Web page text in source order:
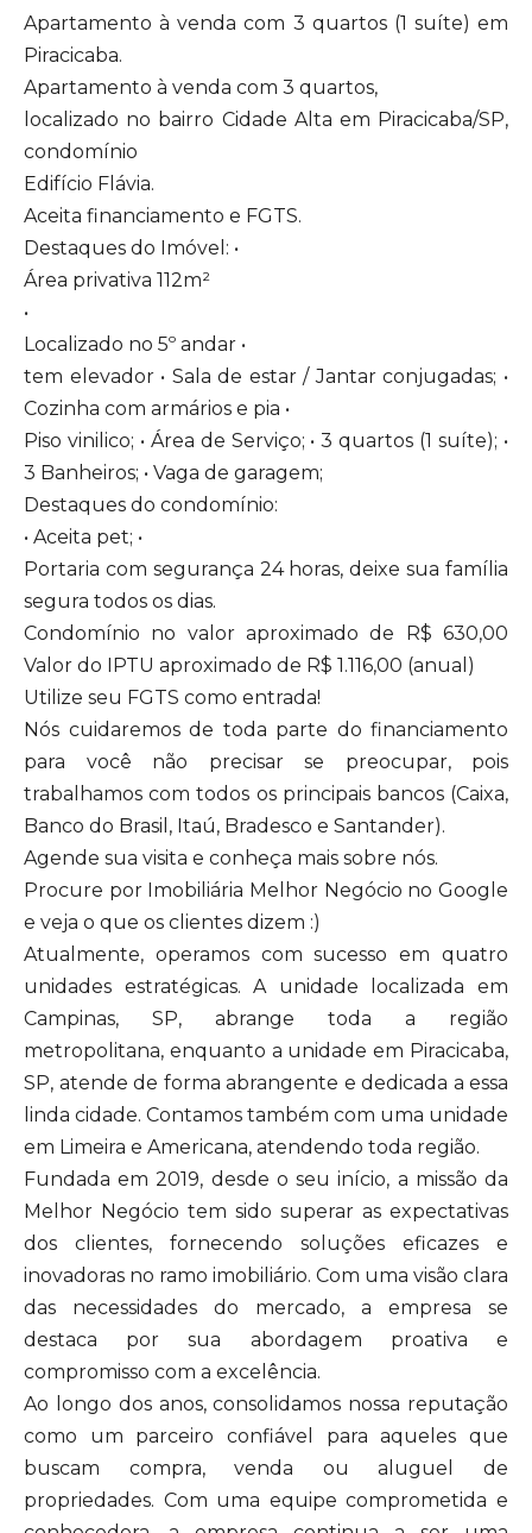
Apartamento à venda com 3 quartos (1 suíte) em
Piracicaba.
Apartamento à venda com 3 quartos,
localizado no bairro Cidade Alta em Piracicaba/SP,
condomínio
Edifício Flávia.
Aceita financiamento e FGTS.
Destaques do Imóvel: •
Área privativa 112m²
•
Localizado no 5º andar •
tem elevador • Sala de estar / Jantar conjugadas; •
Cozinha com armários e pia •
Piso vinilico; • Área de Serviço; • 3 quartos (1 suíte); •
3 Banheiros; • Vaga de garagem;
Destaques do condomínio:
• Aceita pet; •
Portaria com segurança 24 horas, deixe sua família
segura todos os dias.
Condomínio no valor aproximado de R$ 630,00
Valor do IPTU aproximado de R$ 1.116,00 (anual)
Utilize seu FGTS como entrada!
Nós cuidaremos de toda parte do financiamento
para você não precisar se preocupar, pois
trabalhamos com todos os principais bancos (Caixa,
Banco do Brasil, Itaú, Bradesco e Santander).
Agende sua visita e conheça mais sobre nós.
Procure por Imobiliária Melhor Negócio no Google
e veja o que os clientes dizem :)
Atualmente, operamos com sucesso em quatro
unidades estratégicas. A unidade localizada em
Campinas, SP, abrange toda a região
metropolitana, enquanto a unidade em Piracicaba,
SP, atende de forma abrangente e dedicada a essa
linda cidade. Contamos também com uma unidade
em Limeira e Americana, atendendo toda região.
Fundada em 2019, desde o seu início, a missão da
Melhor Negócio tem sido superar as expectativas
dos clientes, fornecendo soluções eficazes e
inovadoras no ramo imobiliário. Com uma visão clara
das necessidades do mercado, a empresa se
destaca por sua abordagem proativa e
compromisso com a excelência.
Ao longo dos anos, consolidamos nossa reputação
como um parceiro confiável para aqueles que
buscam compra, venda ou aluguel de
propriedades. Com uma equipe comprometida e